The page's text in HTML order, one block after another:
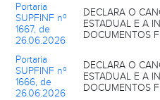
Portaria
SUPFINF nº
1667, de
26.06.2026
DECLARA O
ESTADUAL E A
DOCUMENTOS
Portaria
SUPFINF nº
1666, de
26.06.2026
DECLARA O
ESTADUAL E A
DOCUMENTOS